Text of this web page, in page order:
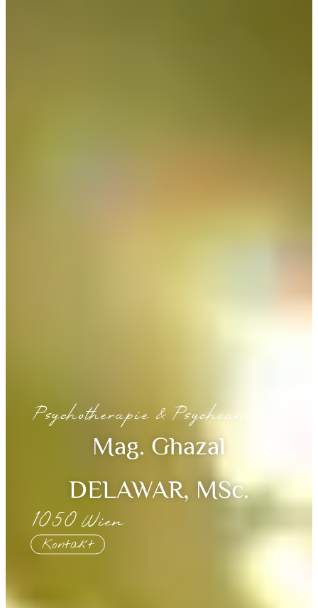
Psychotherapie & Psychoanalyse
Mag. Ghazal
DELAWAR, MSc.
1050 Wien
Kontakt